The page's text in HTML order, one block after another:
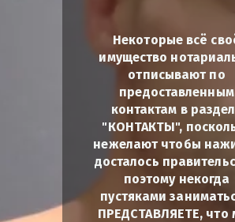
Некоторые всё
имущество
отписывают по
предоставленным
контактам в
"КОНТАКТЫ",
нежелают чтобы
досталось
поэтому некогда
пустяками
ПРЕДСТАВЛЯЕТЕ, что